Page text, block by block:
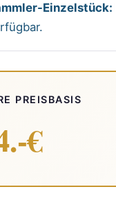
Einzelstück:
PREISBASIS
€